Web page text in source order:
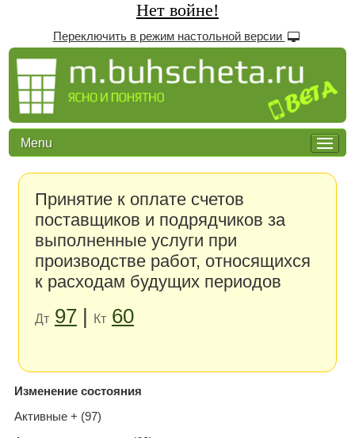
Нет войне!
Переключить в режим настольной версии
Menu
Принятие к оплате счетов
поставщиков и подрядчиков за
выполненные услуги при
производстве работ, относящихся
к расходам будущих периодов
Дт 97| Кт 60
Изменение состояния
Активные + (97)